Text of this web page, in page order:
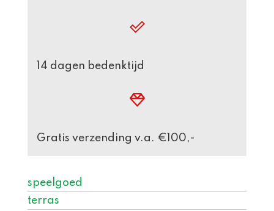
14 dagen bedenktijd
Gratis verzending v.a. €100,-
speelgoed
terras